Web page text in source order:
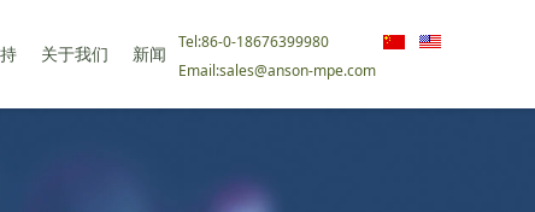
Tel:86-0-18676399980
Email:sales@anson-mpe.com
关于我们 新闻